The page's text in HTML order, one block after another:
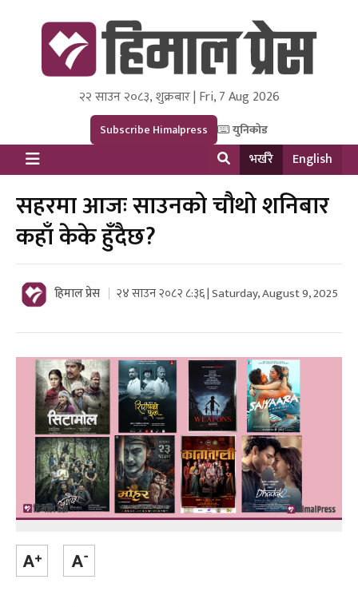
Himal Press
Dot NewsyNepal Media and Research Pvt Ltd.
२२ साउन २०८३, शुक्रबार | Fri, 7 Aug 2026
Subscribe Himalpress युनिकोड
भर्खरै English
सहरमा आजः साउनको चौथो शनिबार
कहाँ केके हुँदैछ?
हिमाल प्रेस २४ साउन २०८२ ८:३६ | Saturday, August 9, 2025